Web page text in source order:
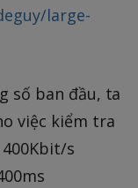
large-
số ban đầu, ta
việc kiểm tra
s